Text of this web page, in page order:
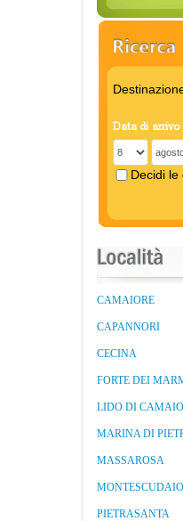
Data di arrivo
Decidi le
CAMAIORE
CAPANNORI
CECINA
FORTE DEI
LIDO DI
MARINA DI
MASSAROSA
MONTESCUDAIO
PIETRASANTA